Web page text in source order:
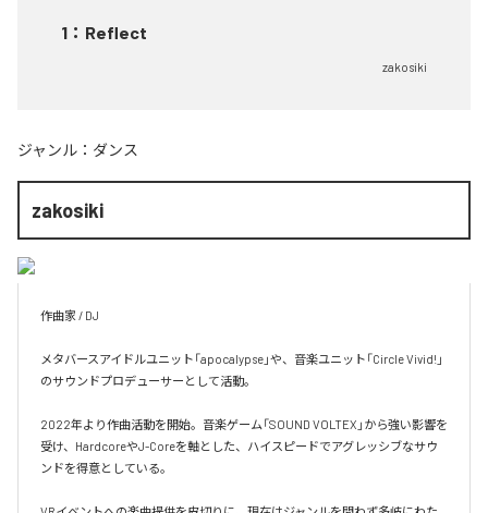
1 ： Reflect
zakosiki
ジャンル： ダンス
zakosiki
作曲家 / DJ
メタバースアイドルユニット「apocalypse」や、音楽ユニット「Circle Vivid!」
のサウンドプロデューサーとして活動。
2022年より作曲活動を開始。音楽ゲーム「SOUND VOLTEX」から強い影響を
受け、HardcoreやJ-Coreを軸とした、ハイスピードでアグレッシブなサウ
ンドを得意としている。